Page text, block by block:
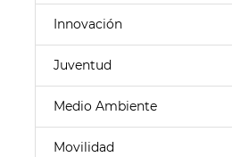
Innovación
Juventud
Medio Ambiente
Movilidad